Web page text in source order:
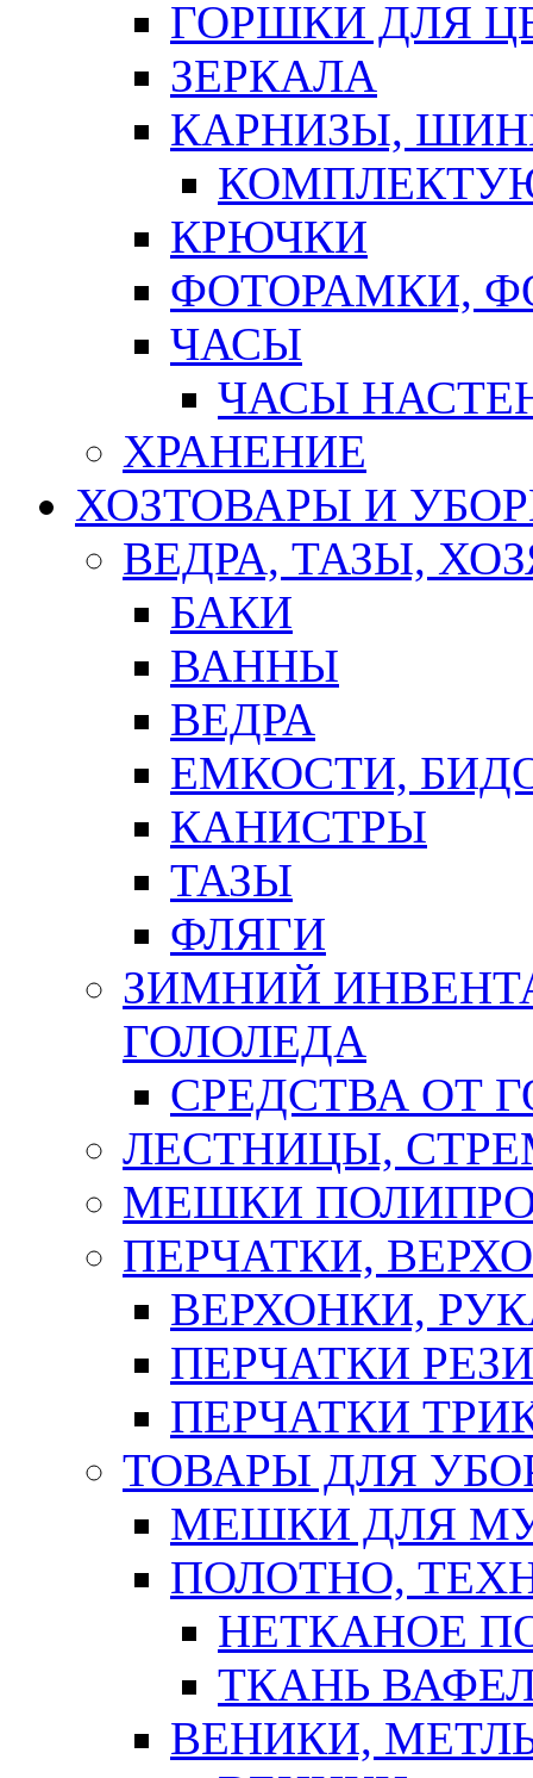
ГОРШКИ ДЛЯ
ЗЕРКАЛА
КАРНИЗЫ,
КРЮЧКИ
ФОТОРАМКИ,
ЧАСЫ
ЧАСЫ
ХРАНЕНИЕ
ХОЗТОВАРЫ И
ВЕДРА, ТАЗЫ,
БАКИ
ВАННЫ
ВЕДРА
ЕМКОСТИ,
КАНИСТРЫ
ТАЗЫ
ФЛЯГИ
ЗИМНИЙ
ГОЛОЛЕДА
СРЕДСТВА ОТ
ЛЕСТНИЦЫ,
МЕШКИ
ПЕРЧАТКИ,
ВЕРХОНКИ,
ПЕРЧАТКИ
ПЕРЧАТКИ
ТОВАРЫ ДЛЯ
МЕШКИ ДЛЯ
ПОЛОТНО,
НЕТКАНОЕ
ТКАНЬ
ВЕНИКИ,